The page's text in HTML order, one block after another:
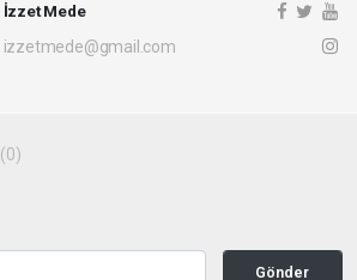
İzzet Mede
izzetmede@gmail.com
(0)
Gönder